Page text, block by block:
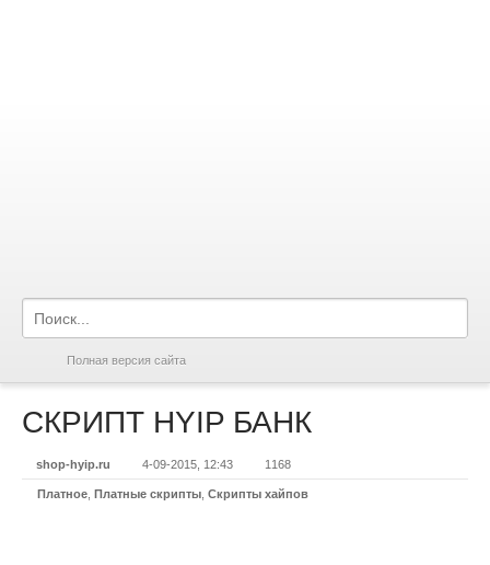
Полная версия сайта
СКРИПТ HYIP БАНК
shop-hyip.ru 4-09-2015, 12:43 1168
Платное Платные скрипты Скрипты хайпов